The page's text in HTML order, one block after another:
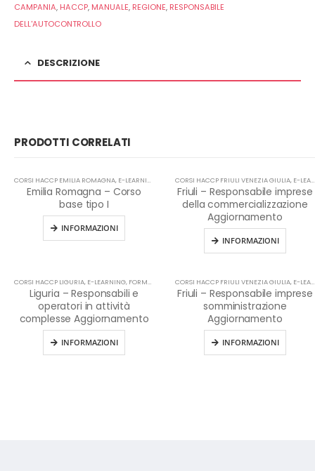
CAMPANIA, HACCP, MANUALE, REGIONE, RESPONSABILE
DELL'AUTOCONTROLLO
DESCRIZIONE
PRODOTTI CORRELATI
CORSI HACCP EMILIA ROMAGNA, E-LEARNING FORMAZIONE HACCP IN LINGUA ITALIANA, HACCP
Emilia Romagna – Corso
base tipo I
INFORMAZIONI
CORSI HACCP FRIULI VENEZIA GIULIA, E-LEARNING
Friuli – Responsabile imprese
della commercializzazione
Aggiornamento
INFORMAZIONI
CORSI HACCP LIGURIA, E-LEARNING, FORMAZIONE HACCP IN LINGUA ITALIANA ,HACCP
Liguria – Responsabili e
operatori in attività
complesse Aggiornamento
INFORMAZIONI
CORSI HACCP FRIULI VENEZIA GIULIA, E-LEARNING
Friuli – Responsabile imprese
somministrazione
Aggiornamento
INFORMAZIONI